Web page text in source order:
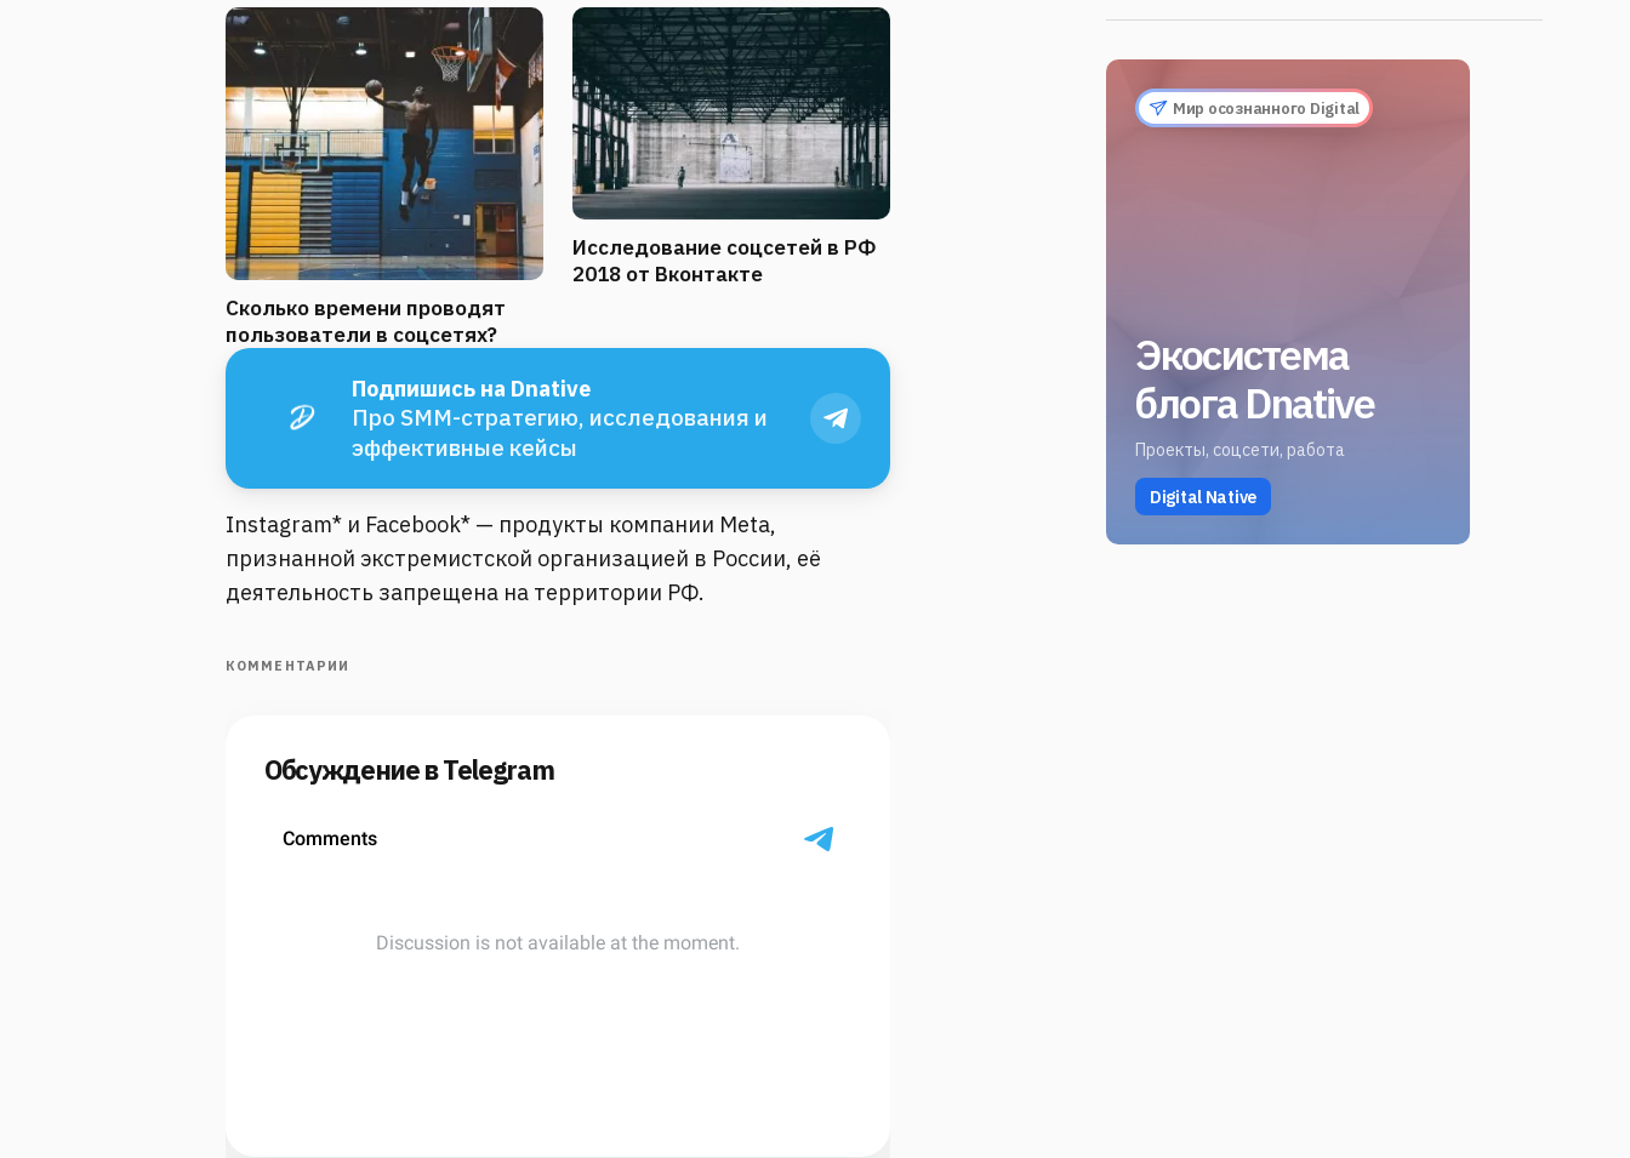
Сколько времени проводят
пользователи в соцсетях?
Исследование соцсетей в РФ
2018 от Вконтакте
Подпишись на Dnative
Про SMM-стратегию, исследования и
эффективные кейсы
Instagram* и Facebook* — продукты компании Meta,
признанной экстремистской организацией в России, её
деятельность запрещена на территории РФ.
КОММЕНТАРИИ
Обсуждение в Telegram
Мир осознанного Digital
Экосистема
блога Dnative
Проекты, соцсети, работа
Digital Native